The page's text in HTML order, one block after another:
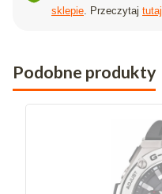
sklepie. Przeczytaj tutaj
Podobne produkty